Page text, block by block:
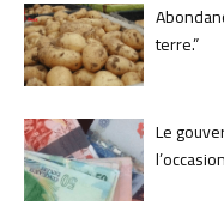
terre.”
Le